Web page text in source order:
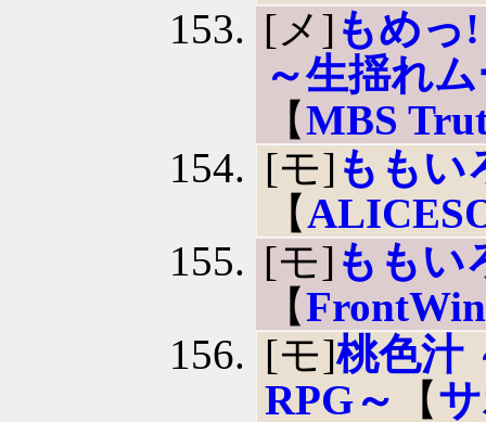
[メ] もめっ
～生揺れ
【MBS
[モ] ももい
【
[モ] ももい
【
[モ]桃色汁
RPG～
【